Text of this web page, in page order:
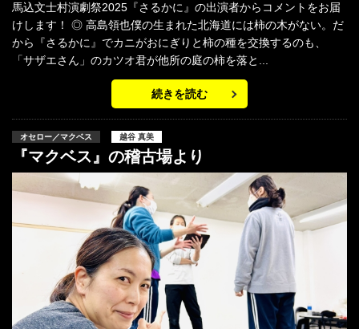
馬込文士村演劇祭2025『さるかに』の出演者からコメントをお届
けします！ ◎ 高島領也僕の生まれた北海道には柿の木がない。だ
から『さるかに』でカニがおにぎりと柿の種を交換するのも、
「サザエさん」のカツオ君が他所の庭の柿を落と...
続きを読む
オセロー／マクベス 越谷 真美
『マクベス』の稽古場より